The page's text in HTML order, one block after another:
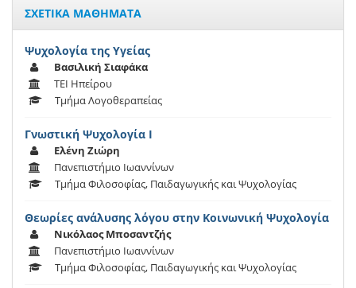
ΣΧΕΤΙΚΑ ΜΑΘΗΜΑΤΑ
Ψυχολογία της Υγείας
Βασιλική Σιαφάκα
ΤΕΙ Ηπείρου
Τμήμα Λογοθεραπείας
Γνωστική Ψυχολογία Ι
Ελένη Ζιώρη
Πανεπιστήμιο Ιωαννίνων
Τμήμα Φιλοσοφίας, Παιδαγωγικής και Ψυχολογίας
Θεωρίες ανάλυσης λόγου στην Κοινωνική Ψυχολογία
Νικόλαος Μποσαντζής
Πανεπιστήμιο Ιωαννίνων
Τμήμα Φιλοσοφίας, Παιδαγωγικής και Ψυχολογίας